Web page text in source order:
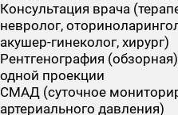
Консультация врача
невролог,
акушер-гинеколог, хирург)
Рентгенография
одной проекции
СМАД (суточное
артериального давления)